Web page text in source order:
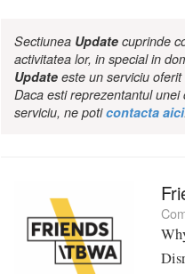
Sectiunea Update cuprinde
activitatea lor, in special in
Update este un serviciu
Daca esti reprezentantul
serviciu, ne poticontacta aici